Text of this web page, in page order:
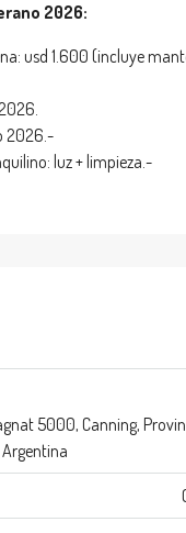
2026:
usd 1.600 (incluye
2026.-
luz + limpieza.-
5000, Canning,